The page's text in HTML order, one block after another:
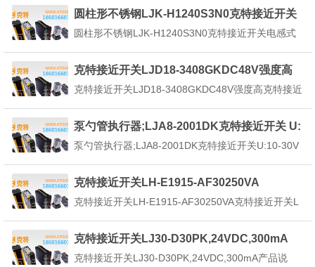
mm采用用的航空耐热隔热材料确保热传导率在可控
范围内。长期的在高低温环境下使用，对电子...
圆柱形不锈钢LJK-H1240S3N0克特接近开关
圆柱形不锈钢LJK-H1240S3N0克特接近开关电感式
方式精Q地探测金属物体的大多数应用，电感式接近
传感器是优选产品。作为传感器域的先驱和市场D
者，KTGEE克特为客户提供创新的、高质量的电感...
克特接近开关LJD18-3408GKDC48V强度高
克特接近开关LJD18-3408GKDC48V强度高克特接近
近开关，是理想的电子开关量传感器。当金属检测体
克特接近开关的感应区域，开关就能无接触，无压
力、无火花、迅速发出电气指令，...
泵勺管执行器;LJA8-2001DK克特接近开关 U:
10-30VDC
泵勺管执行器;LJA8-2001DK克特接近开关U:10-30V
电路。振荡器产生一个交变磁场。当金属目标接近这
一磁场，并达到感应距离时，在金属目标内产生涡
流，从而导致振荡衰减，以至停振。振荡器...
克特接近开关LH-E1915-AF30250VA
克特接近开关LH-E1915-AF30250VA克特接近开关L
的有无、通过、部件流，行程终了，旋转、计数等。
整体式，由检测部分和控制部分组成，无运动部件。
非接触检测，避免了对传感器...
克特接近开关LJ30-D30PK,24VDC,300mA
克特接近开关LJ30-D30PK,24VDC,300mA产品说